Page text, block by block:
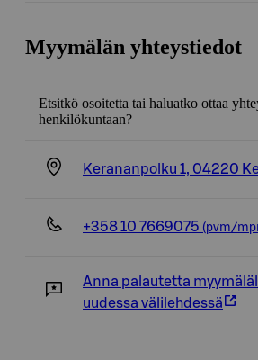
Myymälän yhteystiedot
Etsitkö osoitetta tai haluatko ottaa
henkilökuntaan?
Kerananpolku 1, 04220
+358 10 7669075 (pvm/
Anna palautetta
uudessa välilehdessä